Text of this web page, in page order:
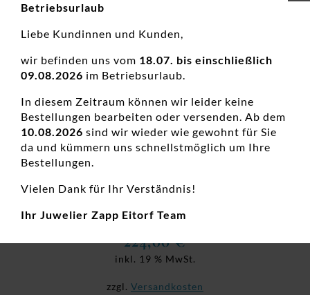
Ringe, Zirkoniaschmuck
Damenring Mehrsteiner Beisteckring 333
224,00€
inkl. 19 % MwSt.
zzgl. Versandkosten
Betriebsurlaub
Liebe Kundinnen und Kunden,
wir befinden uns vom 18.07. bis einschließlich
09.08.2026 im Betriebsurlaub.
In diesem Zeitraum können wir leider keine
Bestellungen bearbeiten oder versenden. Ab dem
10.08.2026 sind wir wieder wie gewohnt für Sie
da und kümmern uns schnellstmöglich um Ihre
Bestellungen.
Vielen Dank für Ihr Verständnis!
Ihr Juwelier Zapp Eitorf Team